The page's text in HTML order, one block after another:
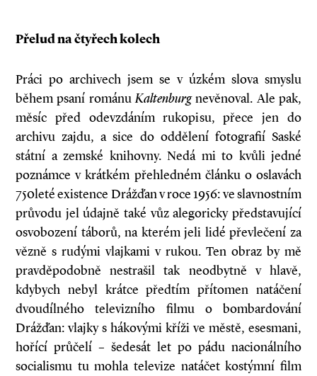
Přelud na čtyřech kolech
Práci po archivech jsem se v úzkém slova smyslu
během psaní románuKaltenburgnevěnoval. Ale pak,
měsíc před odevzdáním rukopisu, přece jen do
archivu zajdu, a sice do oddělení fotografií Saské
státní a zemské knihovny. Nedá mi to kvůli jedné
poznámce v krátkém přehledném článku o oslavách
750leté existence Drážďan v roce 1956: ve slavnostním
průvodu jel údajně také vůz alegoricky představující
osvobození táborů, na kterém jeli lidé převlečení za
vězně s rudými vlajkami v rukou. Ten obraz by mě
pravděpodobně nestrašil tak neodbytně v hlavě,
kdybych nebyl krátce předtím přítomen natáčení
dvoudílného televizního filmu o bombardování
Drážďan: vlajky s hákovými kříži ve městě, esesmani,
hořící průčelí – šedesát let po pádu nacionálního
socialismu tu mohla televize natáčet kostýmní film